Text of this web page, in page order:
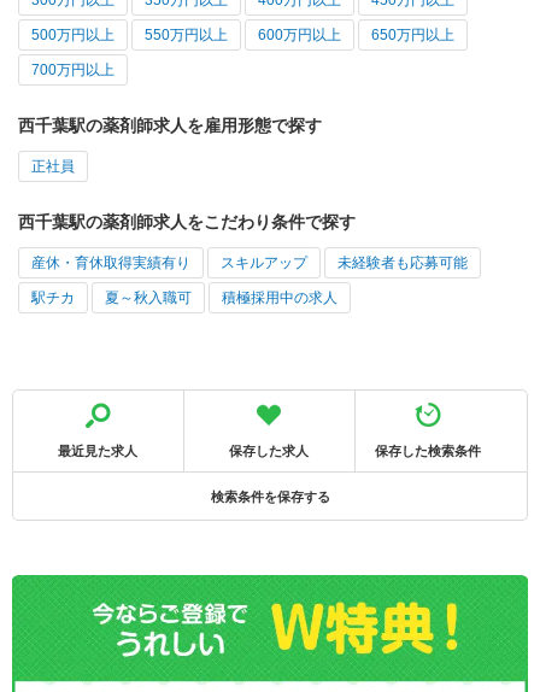
500万円以上 550万円以上 600万円以上 650万円以上
700万円以上
西千葉駅の薬剤師求人を雇用形態で探す
正社員
西千葉駅の薬剤師求人をこだわり条件で探す
産休・育休取得実績有り スキルアップ 未経験者も応募可能
駅チカ 夏～秋入職可 積極採用中の求人
最近見た求人 保存した求人 保存した検索条件
検索条件を保存する